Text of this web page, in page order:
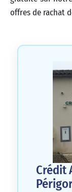
offres de rachat
Crédit